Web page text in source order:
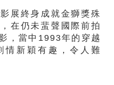
終身成就金獅獎殊
在仍未蜚聲國際前拍
，當中1993年的穿越
情新穎有趣，令人難